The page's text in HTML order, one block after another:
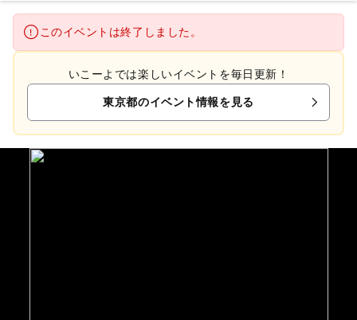
このイベントは終了しました。
いこーよでは楽しいイベントを毎日更新！
東京都のイベント情報を見る